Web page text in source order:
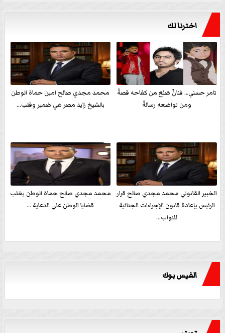
اخترنا لك
تامر حسني… فنانٌ صَنَعَ من كفاحه قصةً
ومن تواضعه رسالةً
محمد مجدي صالح امين حماة الوطن
بالشيخ زايد مصر هي ضمير وقلب...
الخبير القانوني محمد مجدي صالح قرار
الرئيس بإعادة قانون الإجراءات الجنائية
للنواب...
محمد مجدي صالح حماة الوطن يغلب
قضايا الوطن علي الدعاية ...
الفيس بوك